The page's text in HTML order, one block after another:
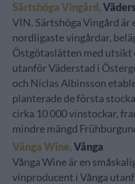
Särtshöga Vingård,
VIN. Särtshöga Vingård är
nordligaste vingårdar,
Östgötaslätten med utsikt
utanför Väderstad i
och Niclas Albinsson
planterade de första
cirka 10 000 vinstockar,
mindre mängd
Vånga Wine,Vånga
Vånga Wine är en
vinproducent i Vånga